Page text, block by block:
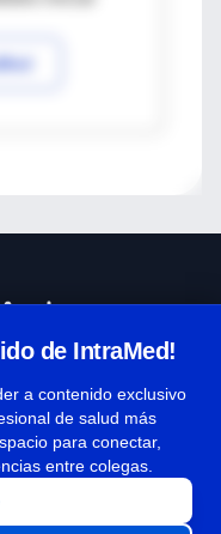
de IntraMed!
a contenido exclusivo
de salud más
para conectar,
entre colegas.
1997-2026